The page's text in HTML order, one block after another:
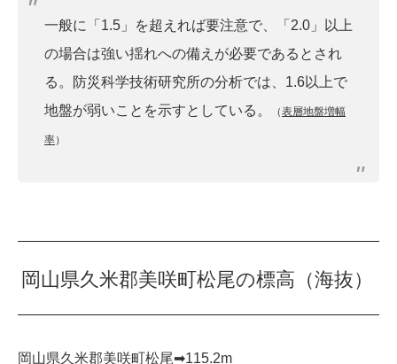
一般に「1.5」を超えれば要注意で、「2.0」以上
の場合は強い揺れへの備えが必要であるとされ
る。防災科学技術研究所の分析では、1.6以上で
地盤が弱いことを示すとしている。
（表層地盤増幅
率）
岡山県久米郡美咲町松尾の標高（海抜）
岡山県久米郡美咲町松尾➡︎115.2m